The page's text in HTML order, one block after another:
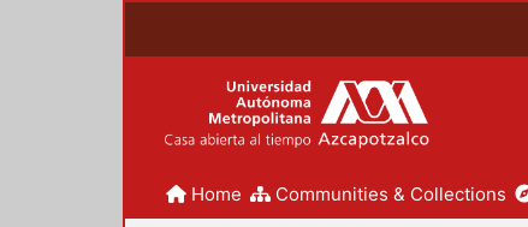
Home Communities & Collections